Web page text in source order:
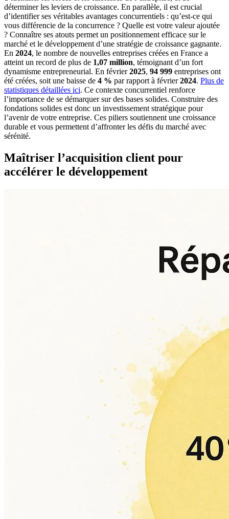
déterminer les leviers de croissance. En parallèle, il est crucial
d’identifier ses véritables avantages concurrentiels : qu’est-ce qui
vous différencie de la concurrence ? Quelle est votre valeur ajoutée
? Connaître ses atouts permet un positionnement efficace sur le
marché et le développement d’une stratégie de croissance gagnante.
En 2024, le nombre de nouvelles entreprises créées en France a
atteint un record de plus de 1,07 million, témoignant d’un fort
dynamisme entrepreneurial. En février2025, 94 999 entreprises ont
été créées, soit une baisse de 4 % par rapport à février2024. Plus de
statistiques détaillées ici. Ce contexte concurrentiel renforce
l’importance de se démarquer sur des bases solides. Construire des
fondations solides est donc un investissement stratégique pour
l’avenir de votre entreprise. Ces piliers soutiennent une croissance
durable et vous permettent d’affronter les défis du marché avec
sérénité.
Maîtriser l’acquisition client pour
accélérer le développement